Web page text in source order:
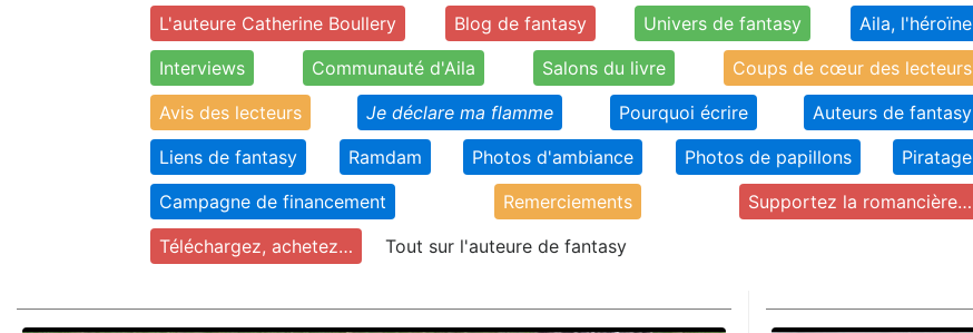
L'auteure Catherine Boullery Blog de fantasy Univers de fantasy
Aila, l'héroïne
Interviews
Communauté d'Aila Salons du livre
Coups de cœur des lecteurs
Avis des lecteurs
Je déclare ma flamme Pourquoi écrire
Auteurs de fantasy
Liens de fantasy
Ramdam Photos d'ambiance Photos de papillons
Piratage
Campagne de financement
Remerciements
Supportez la romancière…
Téléchargez, achetez…
Tout sur l'auteure de fantasy